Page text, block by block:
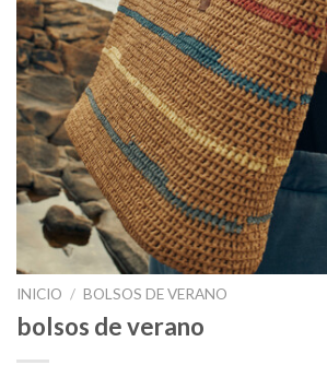
INICIO / BOLSOS DE VERANO
bolsos de verano